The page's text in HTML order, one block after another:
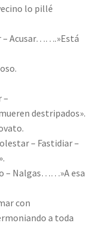
lo pillé
Acusar…….»Está
–
destripados».
– Fastidiar –
– Nalgas……»A esa
con
a toda